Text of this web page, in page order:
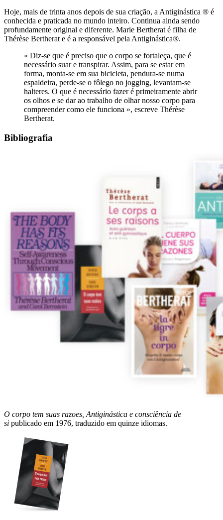
Hoje, mais de trinta anos depois de sua criação, a Antiginástica ® é
conhecida e praticada no mundo inteiro. Continua ainda sendo
profundamente original e diferente. Marie Bertherat é filha de
Thérèse Bertherat e é a responsável pela Antiginástica®.
« Diz-se que é preciso que o corpo se fortaleça, que é
necessário suar e transpirar. Assim, para se estar em
forma, monta-se em sua bicicleta, pendura-se numa
espaldeira, perde-se o fôlego no jogging, levantam-se
halteres. O que é necessário fazer é primeiramente abrir
os olhos e se dar ao trabalho de olhar nosso corpo para
compreender como ele funciona », escreve Thérèse
Bertherat.
Bibliografia
O corpo tem suas razoes, Antiginástica e consciência de
si publicado em 1976, traduzido em quinze idiomas.